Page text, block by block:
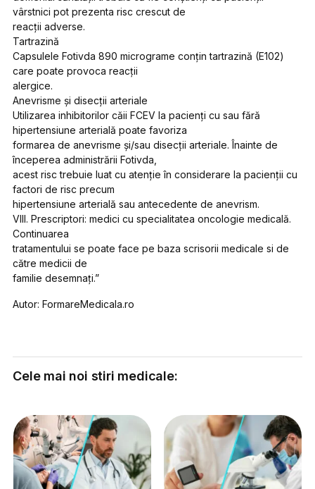
vârstnici pot prezenta risc crescut de
reacții adverse.
Tartrazină
Capsulele Fotivda 890 micrograme conțin tartrazină (E102)
care poate provoca reacții
alergice.
Anevrisme și disecții arteriale
Utilizarea inhibitorilor căii FCEV la pacienți cu sau fără
hipertensiune arterială poate favoriza
formarea de anevrisme și/sau disecții arteriale. Înainte de
începerea administrării Fotivda,
acest risc trebuie luat cu atenție în considerare la pacienții cu
factori de risc precum
hipertensiune arterială sau antecedente de anevrism.
VIII. Prescriptori: medici cu specialitatea oncologie medicală.
Continuarea
tratamentului se poate face pe baza scrisorii medicale si de
către medicii de
familie desemnaţi.”
Autor: FormareMedicala.ro
Cele mai noi stiri medicale: